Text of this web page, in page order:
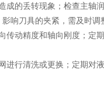
的丢转现象；检查主轴
响刀具的夹紧，需及时调
动精度和轴向刚度；定
行清洗或更换；定期对